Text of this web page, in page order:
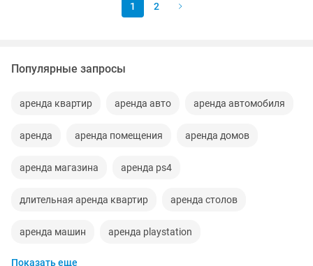
1 2
Популярные запросы
аренда квартир аренда авто аренда автомобиля
аренда аренда помещения аренда домов
аренда магазина аренда ps4
длительная аренда квартир аренда столов
аренда машин аренда playstation
Показать еще